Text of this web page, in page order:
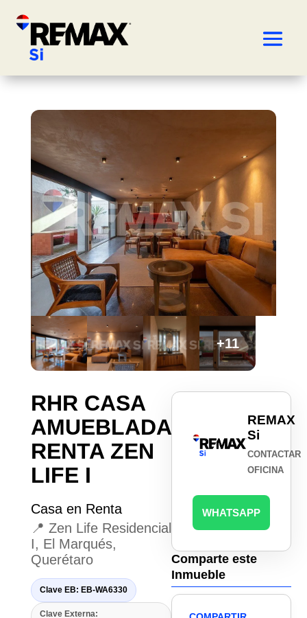
+11
RHR CASA
AMUEBLADA
RENTA ZEN
LIFE I
Casa en Renta
📍 Zen Life Residencial
I, El Marqués,
Querétaro
Clave EB: EB-WA6330
Clave Externa:
REMAX
Si
CONTACTAR
OFICINA
WHATSAPP
Comparte este
Inmueble